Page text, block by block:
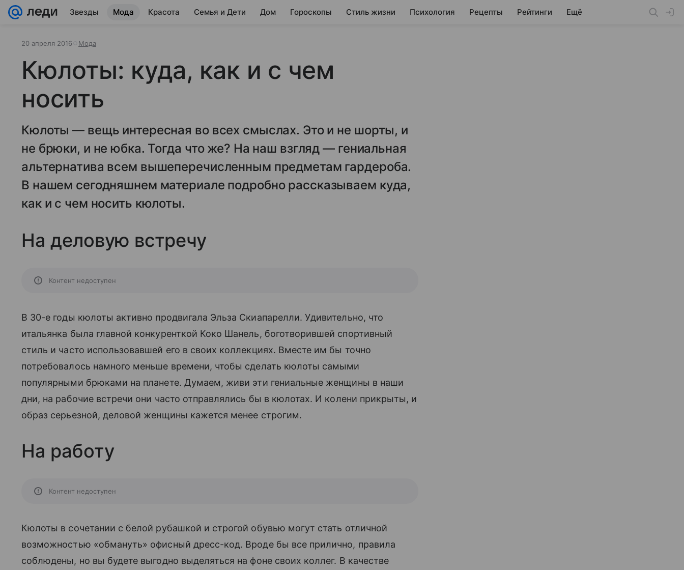
Звезды Мода Красота Семья и Дети Дом Гороскопы Стиль жизни Психология Рецепты Рейтинги Ещё
20 апреля 2016 Мода
Кюлоты: куда, как и с чем
носить
Кюлоты — вещь интересная во всех смыслах. Это и не шорты, и
не брюки, и не юбка. Тогда что же? На наш взгляд — гениальная
альтернатива всем вышеперечисленным предметам гардероба.
В нашем сегодняшнем материале подробно рассказываем куда,
как и с чем носить кюлоты.
На деловую встречу
Контент недоступен
В 30-е годы кюлоты активно продвигала Эльза Скиапарелли. Удивительно, что
итальянка была главной конкуренткой Коко Шанель, боготворившей спортивный
стиль и часто использовавшей его в своих коллекциях. Вместе им бы точно
потребовалось намного меньше времени, чтобы сделать кюлоты самыми
популярными брюками на планете. Думаем, живи эти гениальные женщины в наши
дни, на рабочие встречи они часто отправлялись бы в кюлотах. И колени прикрыты, и
образ серьезной, деловой женщины кажется менее строгим.
На работу
Контент недоступен
Кюлоты в сочетании с белой рубашкой и строгой обувью могут стать отличной
возможностью «обмануть» офисный дресс-код. Вроде бы все прилично, правила
соблюдены, но вы будете выгодно выделяться на фоне своих коллег. В качестве